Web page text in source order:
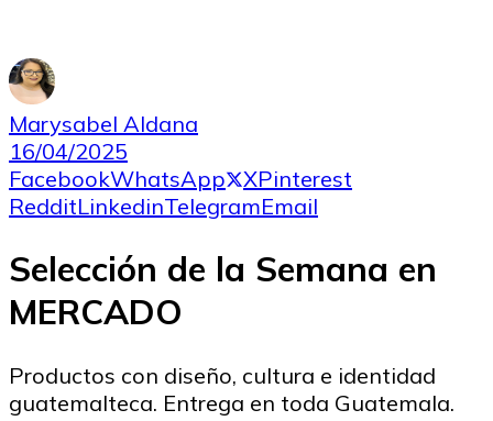
Marysabel Aldana
16/04/2025
FacebookWhatsApp XPinterest
RedditLinkedinTelegramEmail
Selección de la Semana en
MERCADO
Productos con diseño, cultura e identidad
guatemalteca. Entrega en toda Guatemala.